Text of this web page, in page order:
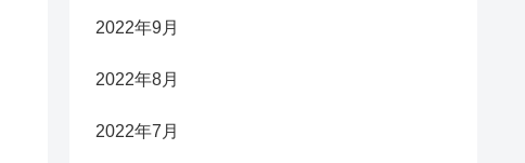
2022年9月
2022年8月
2022年7月